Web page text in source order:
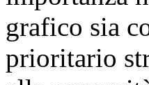
grafico sia
prioritario